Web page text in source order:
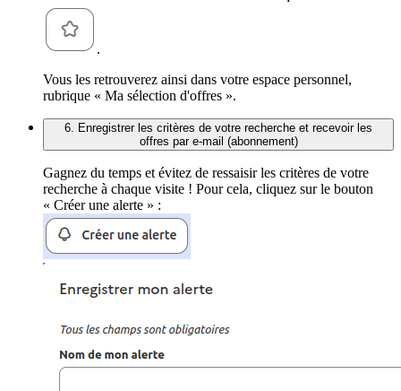
.
Vous les retrouverez ainsi dans votre espace personnel,
rubrique « Ma sélection d'offres ».
6. Enregistrer les critères de votre recherche et recevoir les
offres par e-mail (abonnement)
Gagnez du temps et évitez de ressaisir les critères de votre
recherche à chaque visite ! Pour cela, cliquez sur le bouton
« Créer une alerte » :